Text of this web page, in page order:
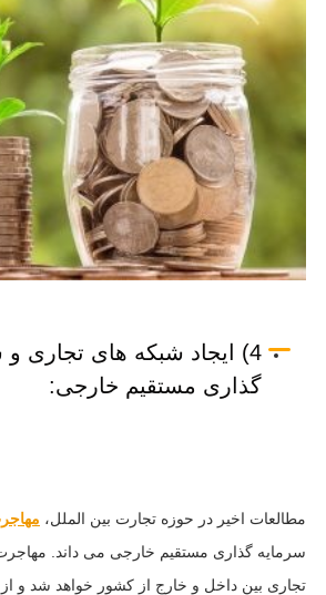
4) ایجاد شبکه های تجاری
گذاری مستقیم خارجی:
مطالعات اخیر در حوزه تجارت بین الملل،
سرمایه گذاری مستقیم خارجی می داند.
تجاری بین داخل و خارج از کشور خواهد شد و